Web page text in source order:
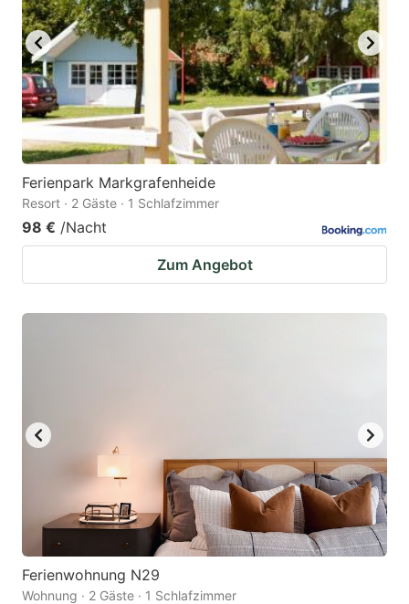
Ferienpark Markgrafenheide
Resort · 2 Gäste · 1 Schlafzimmer
98 € /Nacht
Zum Angebot
Ferienwohnung N29
Wohnung · 2 Gäste · 1 Schlafzimmer